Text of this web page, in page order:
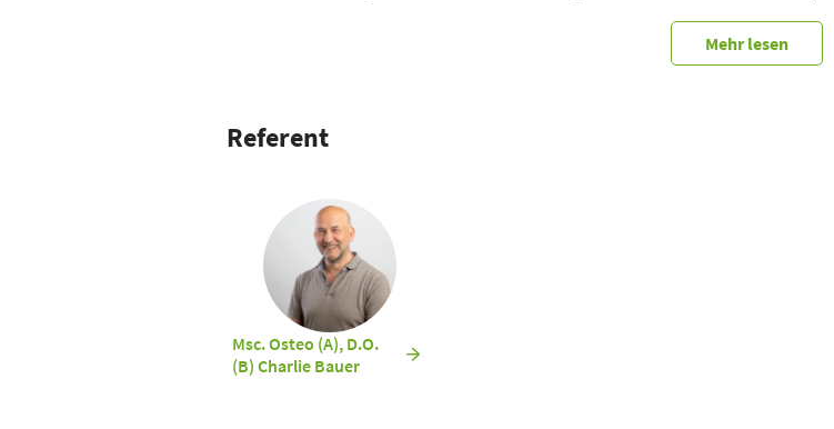
Mehr lesen
Referent
Msc. Osteo (A), D.O.
(B) Charlie Bauer